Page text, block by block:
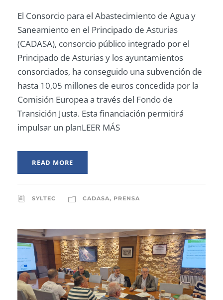
El Consorcio para el Abastecimiento de Agua y
Saneamiento en el Principado de Asturias
(CADASA), consorcio público integrado por el
Principado de Asturias y los ayuntamientos
consorciados, ha conseguido una subvención de
hasta 10,05 millones de euros concedida por la
Comisión Europea a través del Fondo de
Transición Justa. Esta financiación permitirá
impulsar un planLEER MÁS
READ MORE
SYLTEC CADASA, PRENSA